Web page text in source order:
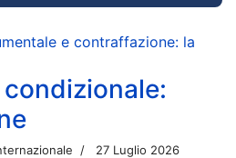
e contraffazione: la
27 Luglio 2026